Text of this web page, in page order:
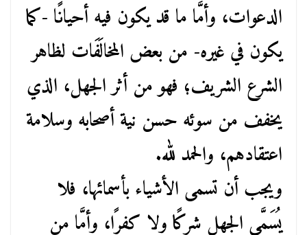
الدعوات، وأمَّا ما قد يكون فيه أحيانًا -كما
يكون في غيره- من بعض المخالَفَات لظاهر
الشرع الشريف؛ فهو من أثر الجهل، الذي
يخفف من سوئه حسن نية أصحابه وسلامة
اعتقادهم، والحمد لله.
ويجب أن تسمى الأشياء بأسمائها، فلا
يُسَمَّى الجهل شركًا ولا كفرًا، وأمَّا من